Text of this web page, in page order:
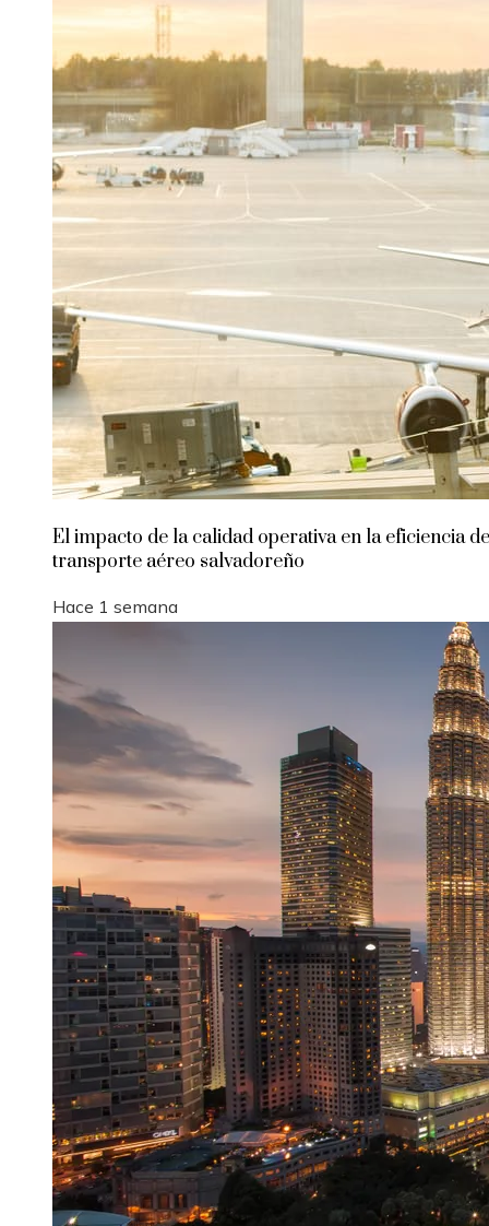
El impacto de la calidad operativa en la eficiencia
transporte aéreo salvadoreño
Hace 1 semana